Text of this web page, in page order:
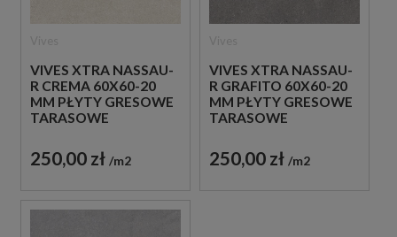
VIVES XTRA NASSAU-
R CREMA 60X60-20
MM PŁYTY GRESOWE
TARASOWE
250,00 zł m2
VIVES XTRA NASSAU-
R GRAFITO 60X60-20
MM PŁYTY GRESOWE
TARASOWE
250,00 zł m2